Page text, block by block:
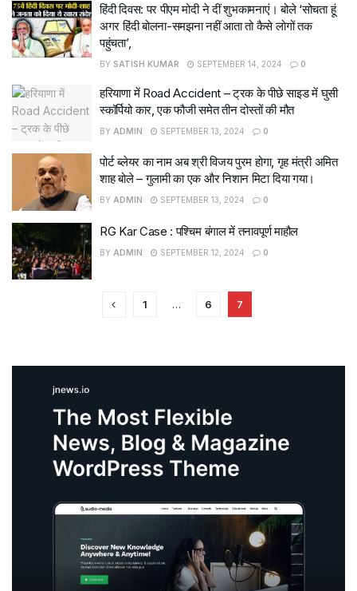
हिंदी दिवस: पर पीएम मोदी ने दीं शुभकामनाएं। बोले ‘सोचता हूं
अगर हिंदी बोलना-समझना नहीं आता तो कैसे लोगों तक
पहुंचता’,
BY SATISH KUMAR SEPTEMBER 14, 2024 0
हरियाणा में Road Accident – ट्रक के पीछे साइड में घुसी
स्कॉर्पियो कार, एक फौजी समेत तीन दोस्तों की मौत
BY ADMIN SEPTEMBER 13, 2024 0
पोर्ट ब्लेयर का नाम अब श्री विजय पुरम होगा, गृह मंत्री अमित
शाह बोले – गुलामी का एक और निशान मिटा दिया गया।
BY ADMIN SEPTEMBER 13, 2024 0
RG Kar Case : पश्चिम बंगाल में तनावपूर्ण माहौल
BY ADMIN SEPTEMBER 12, 2024 0
1 … 6 7